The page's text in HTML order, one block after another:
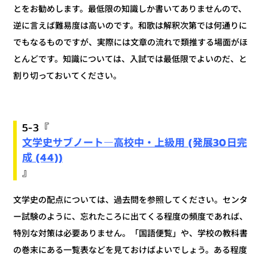
とをお勧めします。最低限の知識しか書いてありませんので、
逆に言えば難易度は高いのです。和歌は解釈次第では何通りに
でもなるものですが、実際には文章の流れで類推する場面がほ
とんどです。知識については、入試では最低限でよいのだ、と
割り切っておいてください。
5-3『
文学史サブノート―高校中・上級用 (発展30日完
成 (44))
』
文学史の配点については、過去問を参照してください。センタ
ー試験のように、忘れたころに出てくる程度の頻度であれば、
特別な対策は必要ありません。「国語便覧」や、学校の教科書
の巻末にある一覧表などを見ておけばよいでしょう。ある程度